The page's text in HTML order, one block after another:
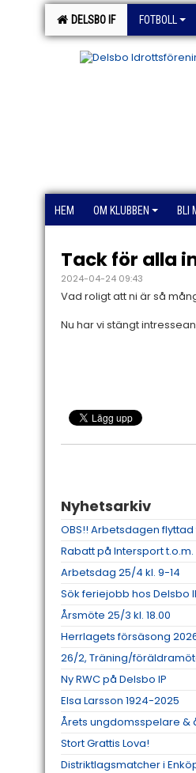
DELSBO IF FOTBOLL
HEM OM KLUBBEN BLI
Tack för alla
2024-04-24 09:43
Vad roligt att ni är så
Nu har vi stängt
Nyhetsarkiv
OBS!! Arbetsdagen
Rabatt på Intersport
Arbetsdag 25/4 kl. 9-14
Sök feriejobb hos Delsbo
Årsmöte 25/3 kl. 18.00
Herrlagets försäsong
26/2, Träning/
Ny RWC på Delsbo IP
Elsa Larsson 1924-2025
Årets ungdomsspelare &
Stort Grattis Lova!
Distriktlagsmatcher i